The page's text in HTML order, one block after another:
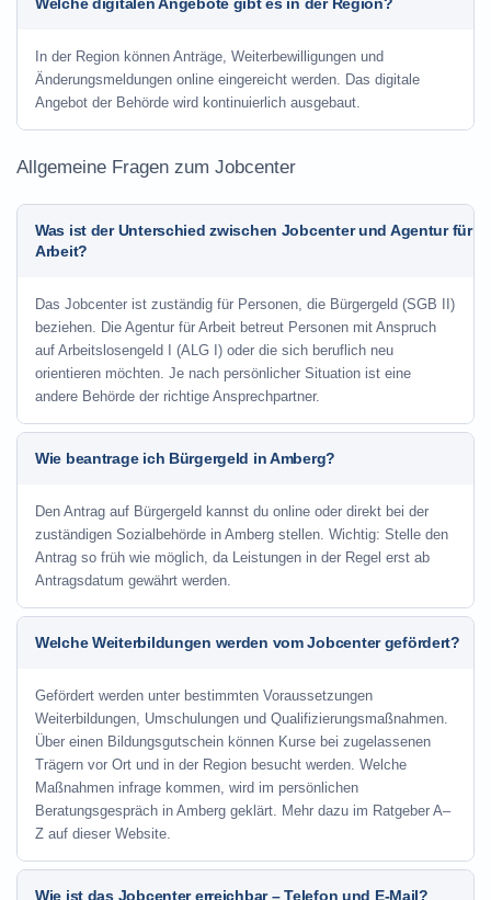
In der Region können Anträge, Weiterbewilligungen und
Änderungsmeldungen online eingereicht werden. Das digitale
Angebot der Behörde wird kontinuierlich ausgebaut.
Allgemeine Fragen zum Jobcenter
Was ist der Unterschied zwischen Jobcenter und Agentur für
Arbeit?
Das Jobcenter ist zuständig für Personen, die Bürgergeld (SGB II)
beziehen. Die Agentur für Arbeit betreut Personen mit Anspruch
auf Arbeitslosengeld I (ALG I) oder die sich beruflich neu
orientieren möchten. Je nach persönlicher Situation ist eine
andere Behörde der richtige Ansprechpartner.
Wie beantrage ich Bürgergeld in Amberg?
Den Antrag auf Bürgergeld kannst du online oder direkt bei der
zuständigen Sozialbehörde in Amberg stellen. Wichtig: Stelle den
Antrag so früh wie möglich, da Leistungen in der Regel erst ab
Antragsdatum gewährt werden.
Welche Weiterbildungen werden vom Jobcenter gefördert?
Gefördert werden unter bestimmten Voraussetzungen
Weiterbildungen, Umschulungen und Qualifizierungsmaßnahmen.
Über einen Bildungsgutschein können Kurse bei zugelassenen
Trägern vor Ort und in der Region besucht werden. Welche
Maßnahmen infrage kommen, wird im persönlichen
Beratungsgespräch in Amberg geklärt. Mehr dazu im Ratgeber A–
Z auf dieser Website.
Wie ist das Jobcenter erreichbar – Telefon und E-Mail?